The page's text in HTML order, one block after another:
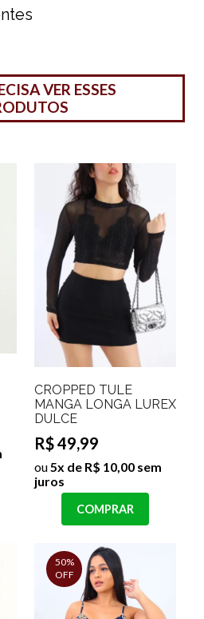
VER ESSES
CROPPED TULE
MANGA LONGA LUREX
DULCE
R$ 49,99
ou 5x de R$ 10,00 sem
juros
COMPRAR
50%
OFF